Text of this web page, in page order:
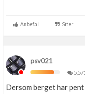
Anbefal Siter
psv021
5,571
Dersom berget har